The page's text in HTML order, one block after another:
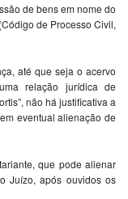
de bens em nome do
de Processo Civil,
até que seja o acervo
relação jurídica de
não há justificativa a
eventual alienação de
que pode alienar
Juízo, após ouvidos os